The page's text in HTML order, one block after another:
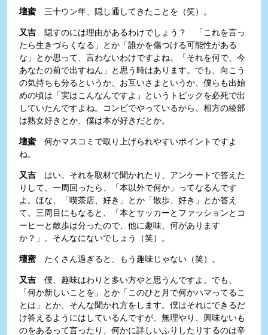
壇蜜 三十ウン年、隠し通してきたことを（笑）。
又吉 隠すのには理由があるわけでしょう？ 「これを言っ
たら生きづらくなる」とか「誰かを傷つける可能性がある
な」とか思って、言わないわけですよね。「それを何で、今
あなたの前で出すねん」と思う時はあります。でも、向こう
の気持ちも分るというか、お互いさまというか、僕らも出始
めの頃は「実はこんなんですよ」というトピックを必死で出
していたんですよね。コンビでやっているから、相方の綾部
は熟女好きとか、僕は本が好きだとか。
壇蜜 何かマスコミで取り上げられやすいポイントですよ
ね。
又吉 はい。それを取材で聞かれたり、アンケートで答えた
りして、一周回ったら、「本以外で何か」ってなるんです
よ。ほな、「喫茶店、好き」とか「散歩、好き」とか答え
て。三周目にもなると、「本とサッカーとファッションとコ
ーヒーと散歩は分ったので、他に趣味、何があります
か？」。そんなにないでしょう（笑）。
壇蜜 たくさん過ぎると、もう趣味じゃない（笑）。
又吉 僕、趣味はわりと多い方やと思うんですよ。でも、
「何か新しいことを」とか「このひと月で何かハマってるこ
とは」とか、そんな聞かれ方をします。僕はそれにできるだ
け答えるようにはしているんですが、無理やり、興味ないも
のをあるって言ったり、何かに詳しいふりしたりするのは辛